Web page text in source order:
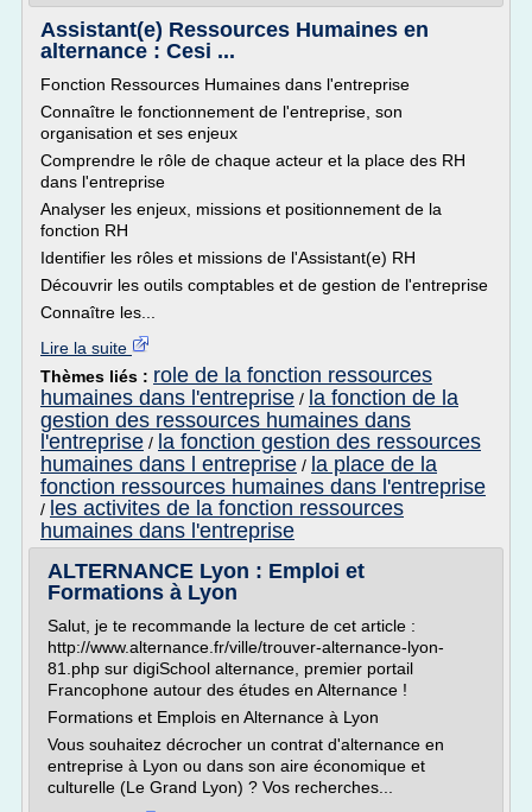
Assistant(e) Ressources Humaines en
alternance : Cesi ...
Fonction Ressources Humaines dans l'entreprise
Connaître le fonctionnement de l'entreprise, son
organisation et ses enjeux
Comprendre le rôle de chaque acteur et la place des RH
dans l'entreprise
Analyser les enjeux, missions et positionnement de la
fonction RH
Identifier les rôles et missions de l'Assistant(e) RH
Découvrir les outils comptables et de gestion de l'entreprise
Connaître les...
Lire la suite
Thèmes liés : role de la fonction ressources
humaines dans l'entreprise / la fonction de la
gestion des ressources humaines dans
l'entreprise / la fonction gestion des ressources
humaines dans l entreprise / la place de la
fonction ressources humaines dans l'entreprise
/ les activites de la fonction ressources
humaines dans l'entreprise
ALTERNANCE Lyon : Emploi et
Formations à Lyon
Salut, je te recommande la lecture de cet article :
http://www.alternance.fr/ville/trouver-alternance-lyon-
81.php sur digiSchool alternance, premier portail
Francophone autour des études en Alternance !
Formations et Emplois en Alternance à Lyon
Vous souhaitez décrocher un contrat d'alternance en
entreprise à Lyon ou dans son aire économique et
culturelle (Le Grand Lyon) ? Vos recherches...